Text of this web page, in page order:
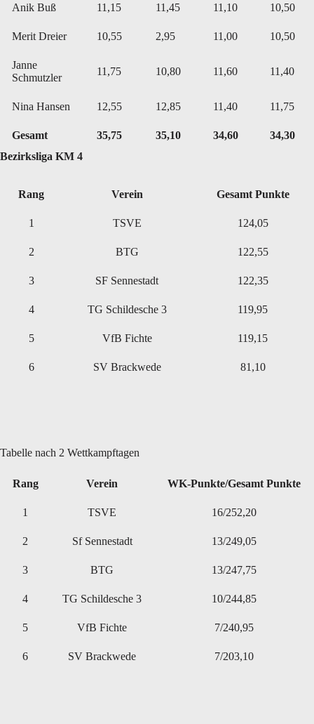
Anik Buß 11,15 11,45 11,10 10,50
Merit Dreier 10,55 2,95 11,00 10,50
Janne
Schmutzler
11,75 10,80 11,60 11,40
Nina Hansen 12,55 12,85 11,40 11,75
Gesamt 35,75 35,10 34,60
34,30
Bezirksliga KM 4
Rang Verein Gesamt Punkte
1 TSVE 124,05
2 BTG 122,55
3 SF Sennestadt 122,35
4 TG Schildesche 3 119,95
5 VfB Fichte 119,15
6 SV Brackwede 81,10
Tabelle nach 2 Wettkampftagen
Rang Verein WK-Punkte/Gesamt Punkte
1 TSVE 16/252,20
2 Sf Sennestadt 13/249,05
3 BTG 13/247,75
4 TG Schildesche 3 10/244,85
5 VfB Fichte 7/240,95
6 SV Brackwede 7/203,10